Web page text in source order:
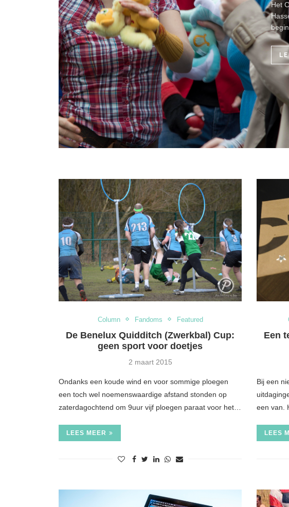
Het Cosplay- en Mangafestival van de Japanse tuin in
Hasselt zit ondertussen reeds al aan zijn vierde editie en
begint dus stilaan een…
LEES MEER
Column Fandoms Featured
De Benelux Quidditch (Zwerkbal) Cup:
geen sport voor doetjes
2 maart 2015
Ondanks een koude wind en voor sommige ploegen
een toch wel noemenswaardige afstand stonden op
zaterdagochtend om 9uur vijf ploegen paraat voor het…
LEES MEER
Een
Bij een
een van.
LEES
Japanse tuin
6 sep 2015
charged at Tomorrowland